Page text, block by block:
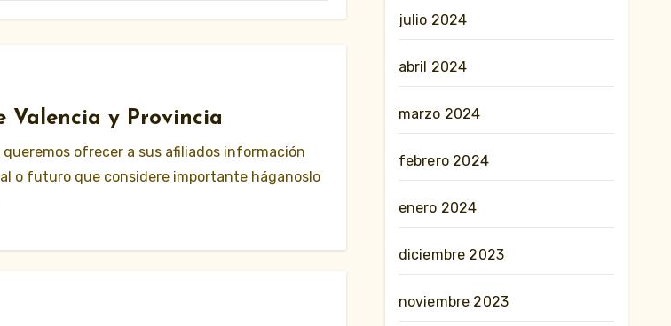
Valencia y Provincia
queremos ofrecer a sus afiliados información
o futuro que considere importante háganoslo
julio 2024
abril 2024
marzo 2024
febrero 2024
enero 2024
diciembre 2023
noviembre 2023